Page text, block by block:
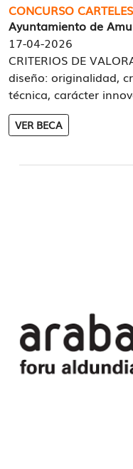
CONCURSO
Ayuntamiento de
17-04-2026
CRITERIOS DE
diseño: originalidad,
técnica, carácter
VER BECA